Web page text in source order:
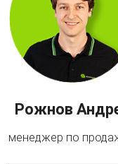
Рожнов
менеджер по